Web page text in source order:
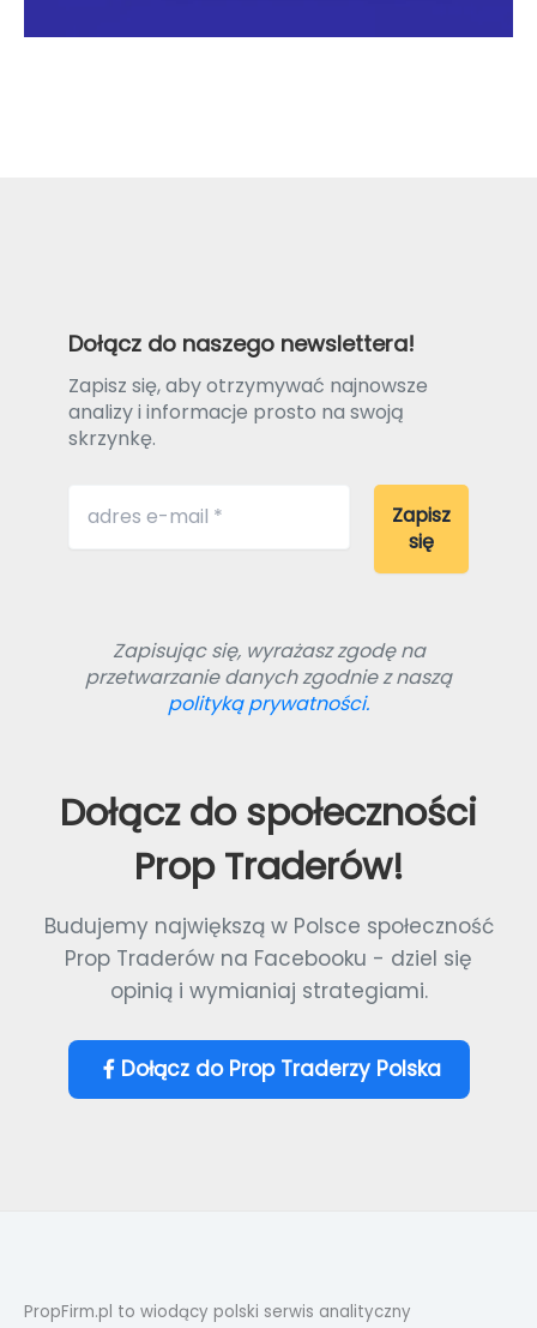
Dołącz do naszego newslettera!
Zapisz się, aby otrzymywać najnowsze
analizy i informacje prosto na swoją
skrzynkę.
Zapisując się, wyrażasz zgodę na
przetwarzanie danych zgodnie z naszą
polityką prywatności.
Dołącz do społeczności
Prop Traderów!
Budujemy największą w Polsce społeczność
Prop Traderów na Facebooku - dziel się
opinią i wymianiaj strategiami.
Dołącz do Prop Traderzy Polska
PropFirm.pl to wiodący polski serwis analityczny